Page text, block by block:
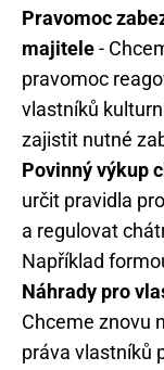
Pravomoc
majitele-
pravomoc
vlastníků
zajistit nutné
Povinný výkup
určit pravidla
a regulovat
Například
Náhrady pro
Chceme znovu
práva vlastníků